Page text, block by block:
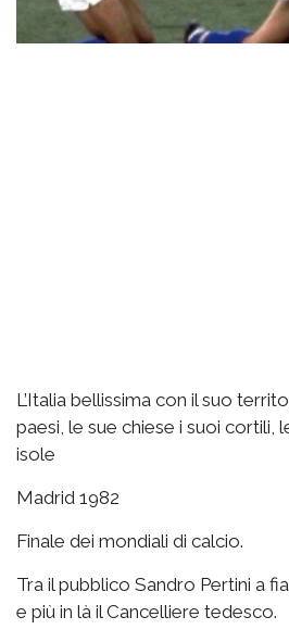
L’Italia bellissima con il suo
paesi, le sue chiese i suoi cortili,
isole
Madrid 1982
Finale dei mondiali di calcio.
Tra il pubblico Sandro Pertini a
e più in là il Cancelliere tedesco.